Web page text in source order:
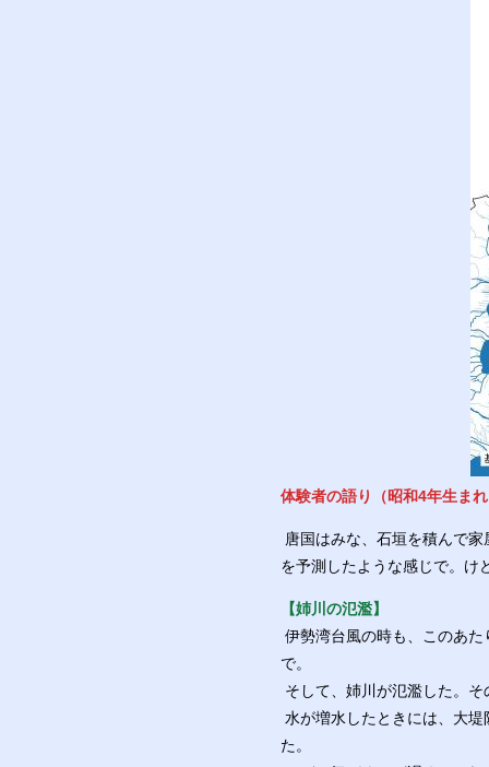
体験者の語り（昭和4年生ま
唐国はみな、石垣を積んで
を予測したような感じで。け
【姉川の氾濫】
伊勢湾台風の時も、このあ
で。
そして、姉川が氾濫した。そ
水が増水したときには、大
た。